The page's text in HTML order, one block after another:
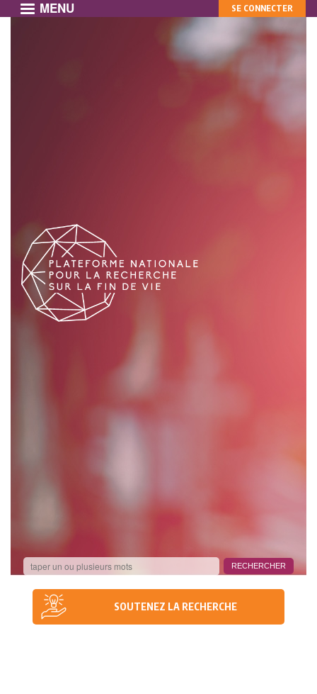
principal
MENU
SOUTENEZ LA RECHERCHE
MON
COMPTE
SE CONNECTER